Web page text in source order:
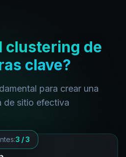
:3 /3
clustering de
clave?
para crear una
de sitio efectiva